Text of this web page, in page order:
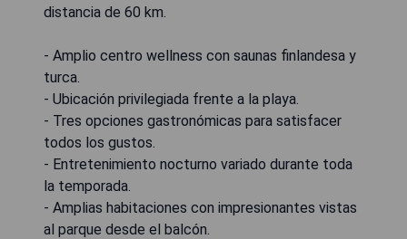
distancia de 60 km.
- Amplio centro wellness con saunas finlandesa y
turca.
- Ubicación privilegiada frente a la playa.
- Tres opciones gastronómicas para satisfacer
todos los gustos.
- Entretenimiento nocturno variado durante toda
la temporada.
- Amplias habitaciones con impresionantes vistas
al parque desde el balcón.